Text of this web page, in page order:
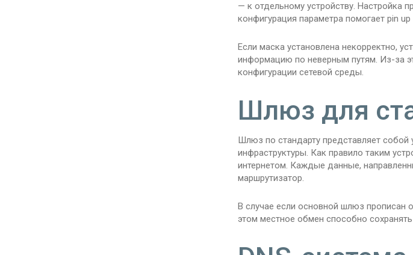
— к отдельному устройству. Настройка
конфигурация параметра помогает pin
Если маска установлена некорректно,
информацию по неверным путям. Из-за
конфигурации сетевой среды.
Шлюз для
Шлюз по стандарту представляет
инфраструктуры. Как правило таким
интернетом. Каждые данные,
маршрутизатор.
В случае если основной шлюз
этом местное обмен способно